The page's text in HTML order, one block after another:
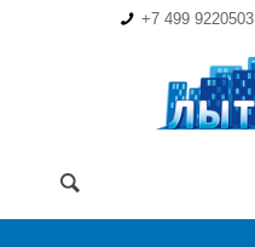
+7 499 9220503